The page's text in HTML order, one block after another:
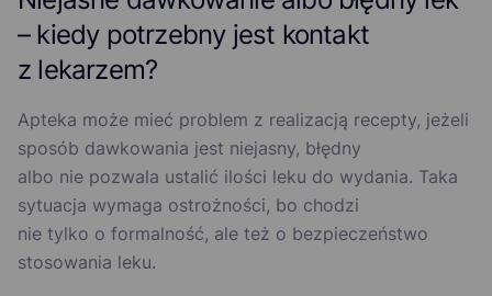
– kiedy potrzebny jest kontakt
z lekarzem?
Apteka może mieć problem z realizacją recepty, jeżeli
sposób dawkowania jest niejasny, błędny
albo nie pozwala ustalić ilości leku do wydania. Taka
sytuacja wymaga ostrożności, bo chodzi
nie tylko o formalność, ale też o bezpieczeństwo
stosowania leku.